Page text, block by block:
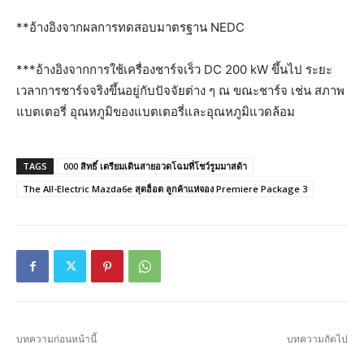
**อ้างอิงจากผลการทดสอบมาตรฐาน NEDC
***อ้างอิงจากการใช้เครื่องชาร์จเร็ว DC 200 kW ขึ้นไป ระยะ
เวลาการชาร์จจริงขึ้นอยู่กับปัจจัยต่าง ๆ ณ ขณะชาร์จ เช่น สภาพ
แบตเตอรี่ อุณหภูมิของแบตเตอรี่และอุณหภูมิแวดล้อม
TAGS
000 สิทธิ์ เตรียมเดินสายอวดโฉมที่โชว์รูมมาสด้า
The All-Electric Mazda6e สุดฮ็อต ลูกค้าแห่จอง Premiere Package 3
บทความก่อนหน้านี้ บทความถัดไป